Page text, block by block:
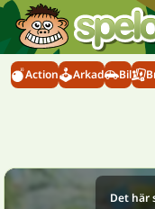
Action Arkad Bil
Det här